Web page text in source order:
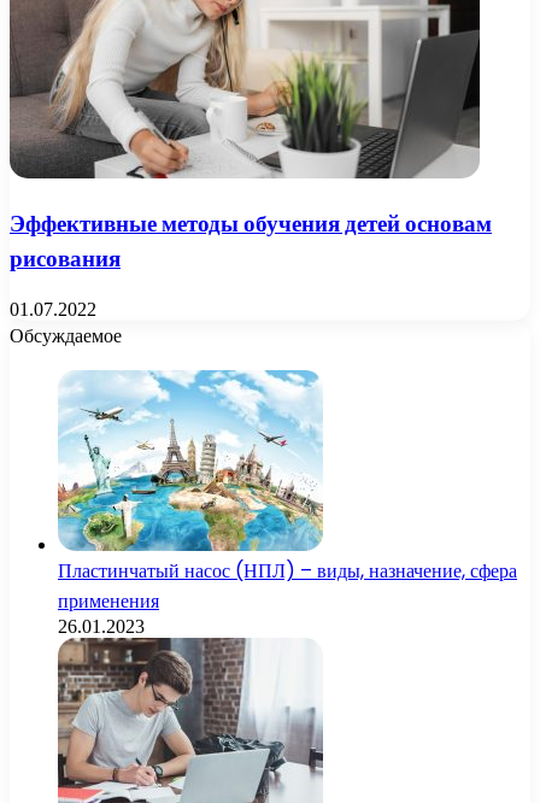
Эффективные методы обучения детей основам
рисования
01.07.2022
Обсуждаемое
Пластинчатый насос (НПЛ) – виды, назначение, сфера
применения
26.01.2023